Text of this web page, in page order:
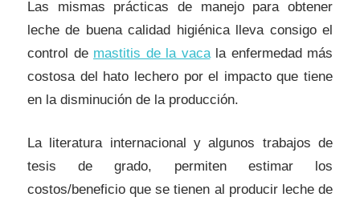
Las mismas prácticas de manejo para obtener
leche de buena calidad higiénica lleva consigo el
control de mastitis de la vacala enfermedad más
costosa del hato lechero por el impacto que tiene
en la disminución de la producción.
La literatura internacional y algunos trabajos de
tesis de grado, permiten estimar los
costos/beneficio que se tienen al producir leche de